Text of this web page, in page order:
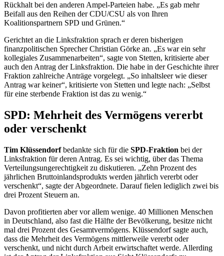
Gerichtet an die Linksfraktion sprach er deren bisherigen
finanzpolitischen Sprecher Christian Görke an. „Es war ein sehr
kollegiales Zusammenarbeiten“, sagte von Stetten, kritisierte aber
Fraktion zahlreiche Anträge vorgelegt. „So inhaltsleer wie dieser
Antrag war keiner“, kritisierte von Stetten und legte nach: „Selbst
für eine sterbende Fraktion ist das zu wenig.“
SPD: Mehrheit des Vermögens vererbt
oder verschenkt
Tim Klüssendorfbedankte sich für dieSPD-Fraktionbei der
Linksfraktion für deren Antrag. Es sei wichtig, über das Thema
Verteilungsungerechtigkeit zu diskutieren. „Zehn Prozent des
verschenkt“, sagte der Abgeordnete. Darauf fielen lediglich zwei bis
drei Prozent Steuern an.
Davon profitierten aber vor allem wenige. 40 Millionen Menschen
in Deutschland, also fast die Hälfte der Bevölkerung, besitze nicht
mal drei Prozent des Gesamtvermögens. Klüssendorf sagte auch,
verschenkt, und nicht durch Arbeit erwirtschaftet werde. Allerding
ist der Antrag der Linksfraktion aus Sicht Klüssendorfs zu
weitgehend. Der SPD-Abgeordnete verwies darauf, dass
Belastungen beim Übergang von kleinen und mittleren
Unternehmen beachtet werden müssten.